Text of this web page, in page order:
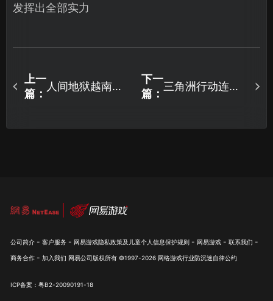
发挥出全部实力
上一
篇：
人间地狱越南加
场！
下一
篇：
三角洲行动连接
网络问题！
公司简介 - 客户服务 - 网易游戏隐私政策及儿童个人信息保护规则 - 网易游戏 - 联系我们 -
商务合作 - 加入我们 网易公司版权所有 ©1997-2026 网络游戏行业防沉迷自律公约
ICP备案：粤B2-20090191-18